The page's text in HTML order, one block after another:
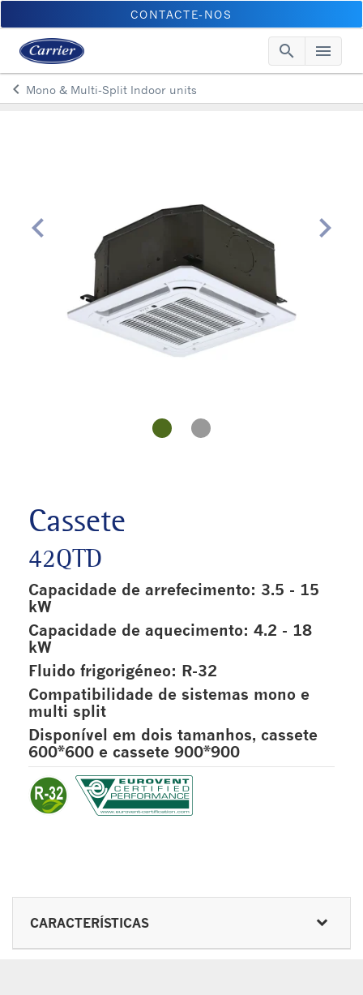
CONTACTE-NOS
search menu
keyboard_arrow_leftArrow back
Mono & Multi-Split Indoor units
chevron_left chevron_right
Cassete
42QTD
Capacidade de arrefecimento: 3.5 - 15
kW
Capacidade de aquecimento: 4.2 - 18
kW
Fluido frigorigéneo: R-32
Compatibilidade de sistemas mono e
multi split
Disponível em dois tamanhos, cassete
600*600 e cassete 900*900
CARACTERÍSTICAS